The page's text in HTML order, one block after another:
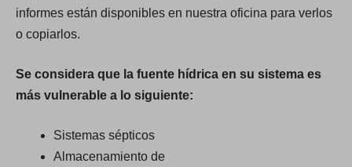
informes están disponibles en nuestra oficina para verlos
o copiarlos.
Se considera que la fuente hídrica en su sistema es
más vulnerable a lo siguiente:
Sistemas sépticos
Almacenamiento de